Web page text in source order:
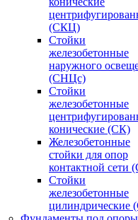
(СКЦ)
Стойки
железобетонные
наружного
(СНЦс)
Стойки
железобетонные
конические (СК)
Железобетонные
стойки для опор
контактной сети
Стойки
железобетонные
цилиндрические